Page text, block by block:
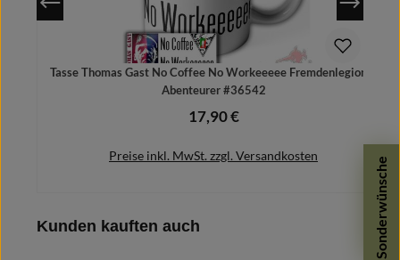
Sonderwünsche
Tasse Thomas Gast No Coffee No Workeeeee Fremdenlegionär
Abenteurer #36542
Regulärer Preis:
17,90 €
Preise inkl. MwSt. zzgl. Versandkosten
Produktgalerie überspringen
Kunden kauften auch